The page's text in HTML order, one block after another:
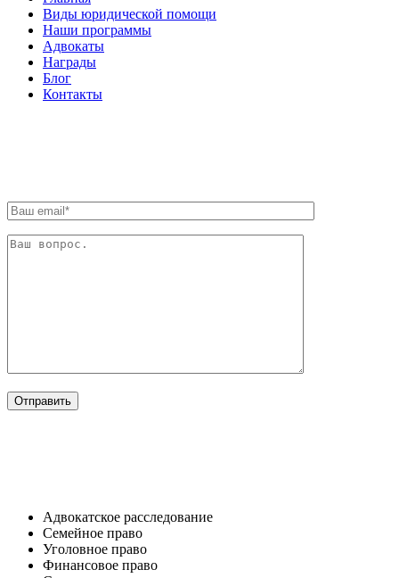
Виды юридической помощи
Наши программы
Адвокаты
Награды
Блог
Контакты
Адвокатское расследование
Семейное право​
Уголовное право​
Финансовое право